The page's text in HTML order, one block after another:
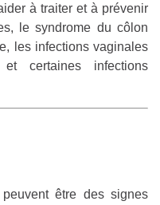
à traiter et à prévenir
le syndrome du côlon
les infections vaginales
certaines infections
peuvent être des signes